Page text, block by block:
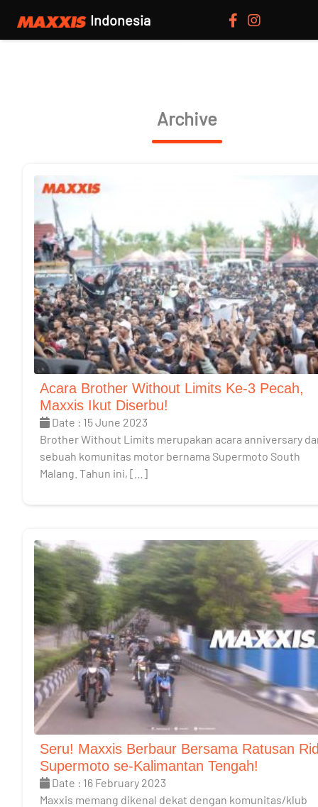
Indonesia
Archive
Acara Brother Without Limits Ke-3 Pecah,
Maxxis Ikut Diserbu!
Date : 15 June 2023
Brother Without Limits merupakan acara anniversary
sebuah komunitas motor bernama Supermoto South
Malang. Tahun ini, […]
Seru! Maxxis Berbaur Bersama Ratusan
Supermoto se-Kalimantan Tengah!
Date : 16 February 2023
Maxxis memang dikenal dekat dengan komunitas/klub